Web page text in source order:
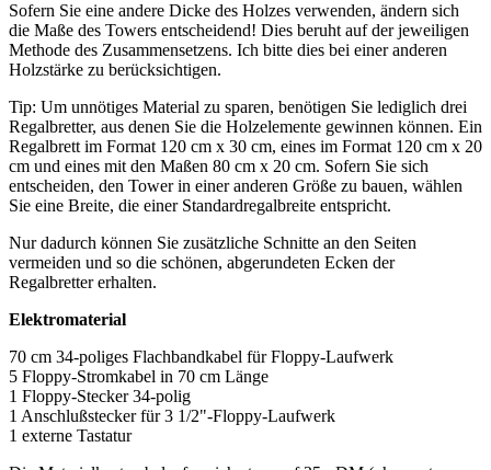
Sofern Sie eine andere Dicke des Holzes verwenden, ändern sich
die Maße des Towers entscheidend! Dies beruht auf der jeweiligen
Methode des Zusammensetzens. Ich bitte dies bei einer anderen
Holzstärke zu berücksichtigen.
Tip: Um unnötiges Material zu sparen, benötigen Sie lediglich drei
Regalbretter, aus denen Sie die Holzelemente gewinnen können. Ein
Regalbrett im Format 120 cm x 30 cm, eines im Format 120 cm x 20
cm und eines mit den Maßen 80 cm x 20 cm. Sofern Sie sich
entscheiden, den Tower in einer anderen Größe zu bauen, wählen
Sie eine Breite, die einer Standardregalbreite entspricht.
Nur dadurch können Sie zusätzliche Schnitte an den Seiten
vermeiden und so die schönen, abgerundeten Ecken der
Regalbretter erhalten.
Elektromaterial
70 cm 34-poliges Flachbandkabel für Floppy-Laufwerk
5 Floppy-Stromkabel in 70 cm Länge
1 Floppy-Stecker 34-polig
1 Anschlußstecker für 3 1/2"-Floppy-Laufwerk
1 externe Tastatur